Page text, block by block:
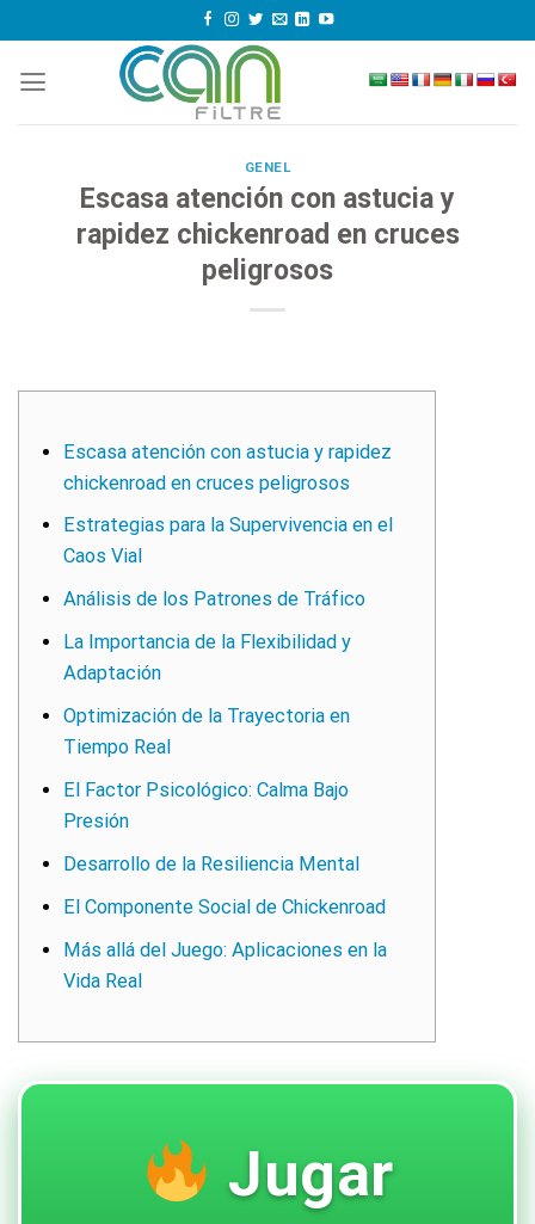
to
content
GENEL
Escasa atención con astucia y
rapidez chickenroad en cruces
peligrosos
Escasa atención con astucia y rapidez
chickenroad en cruces peligrosos
Estrategias para la Supervivencia en el
Caos Vial
Análisis de los Patrones de Tráfico
La Importancia de la Flexibilidad y
Adaptación
Optimización de la Trayectoria en
Tiempo Real
El Factor Psicológico: Calma Bajo
Presión
Desarrollo de la Resiliencia Mental
El Componente Social de Chickenroad
Más allá del Juego: Aplicaciones en la
Vida Real
Jugar